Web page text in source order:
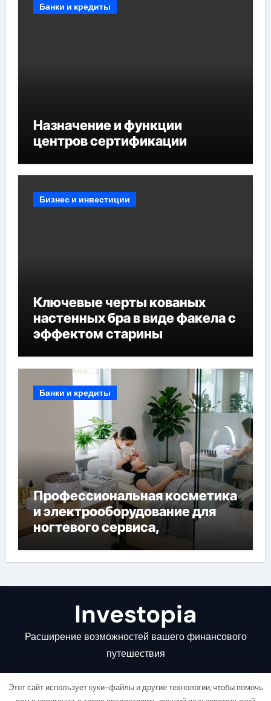
Банки и кредиты
Назначение и функции
центров сертификации
Бизнес и инвестиции
Ключевые черты кованых
настенных бра в виде факела с
эффектом старины
Банки и кредиты
Профессиональная косметика
и электрооборудование для
ногтевого сервиса,
наращивания ресниц и
депиляции
Investopia
Расширение возможностей вашего финансового
путешествия
Этот сайт использует куки-файлы и другие технологии, чтобы помочь